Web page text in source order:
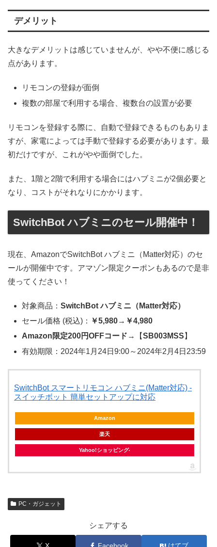
デメリット
大きなデメリットは感じていませんが、やや不便に感じる
点があります。
リモコンの登録が面倒
複数の部屋で利用する場合、複数台の設置が必要
リモコンを登録する際に、自動で登録できるものもありま
すが、家電によっては手動で登録する必要があります。最
初だけですが、これがやや面倒でした。
また、1階と2階で利用する場合にはハブミニが2個必要と
なり、コストがそれなりにかかります。
SwitchBot ハブミニのセール開催中！
現在、AmazonでSwitchBot ハブミニ（Matter対応）のセ
ールが開催中です。アマゾン限定クーポンもあるので是非
使ってください！
対象商品：SwitchBot ハブミニ（Matter対応）
セール価格 (税込)： ￥5,980→￥4,980
Amazon限定200円OFFコード →【SB003MSS 】
有効期限：2024年1月24日9:00～2024年2月4日23:59
SwitchBot スマートリモコン ハブミニ(Matter対応) -
スイッチボット 簡単セットアップに対応
Amazon
楽天
Yahoo!ショッピング
PC・ガジェット
シェアする